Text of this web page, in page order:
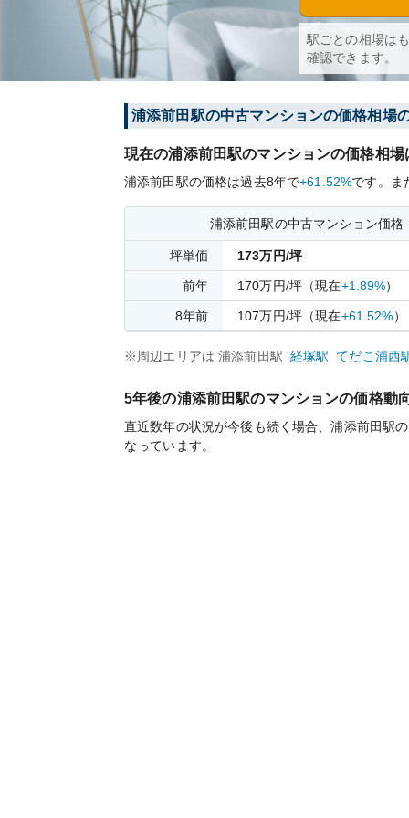
駅ごとの相場は
確認できます。
浦添前田駅の中古マンションの価格相場
現在の浦添前田駅のマンションの価格相場
浦添前田 駅の価格は過去8年で+61.52%です。 ま
浦添前田駅の中古マンション価格
坪単価 173万円/坪
前年 170万円/坪 （現在+1.89%）
8年前 107万円/坪 （現在+61.52%）
※周辺エリアは 浦添前田駅 経塚駅 てだこ浦西
5年後の浦添前田駅のマンションの価格動
直近数年の状況が今後も続く場合、浦添前田駅
なっています。